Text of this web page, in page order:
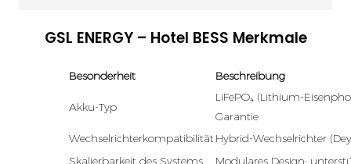
GSL ENERGY – Hotel BESS Merkmale
Besonderheit Beschreibung
Akku-Typ
LiFePO₄ (Lithium-
Garantie
WechselrichterkompatibilitätHybrid-Wechselrichter
Skalierbarkeit des Systems
Modulares Design;